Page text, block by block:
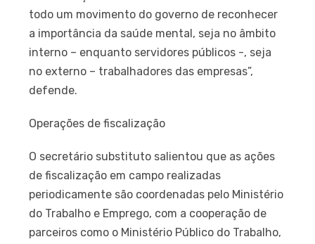
todo um movimento do governo de reconhecer
a importância da saúde mental, seja no âmbito
interno – enquanto servidores públicos -, seja
no externo – trabalhadores das empresas”,
defende.
Operações de fiscalização
O secretário substituto salientou que as ações
de fiscalização em campo realizadas
periodicamente são coordenadas pelo Ministério
do Trabalho e Emprego, com a cooperação de
parceiros como o Ministério Público do Trabalho,